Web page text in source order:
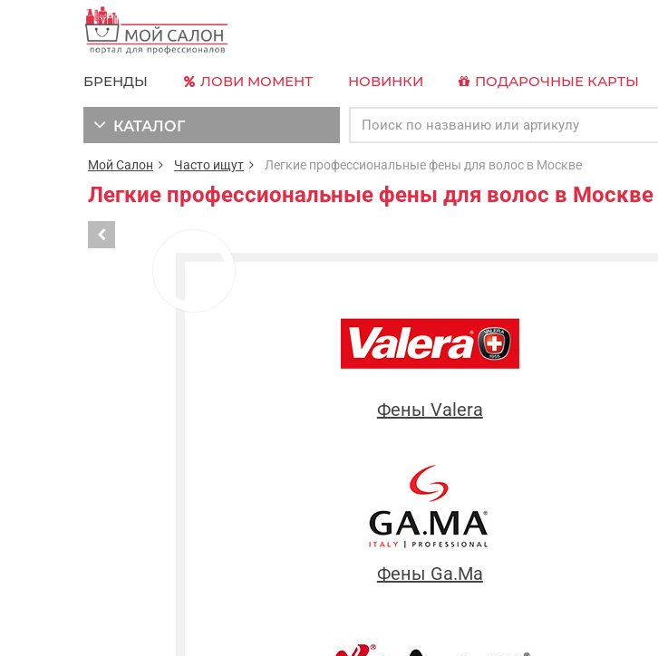
БРЕНДЫ ЛОВИ МОМЕНТ НОВИНКИ ПОДАРОЧНЫЕ КАРТЫ
КАТАЛОГ
Мой Салон Часто ищут Легкие профессиональные фены для волос в Москве
Легкие профессиональные фены для волос в Москве
Фены Valera
Фены Ga.Ma